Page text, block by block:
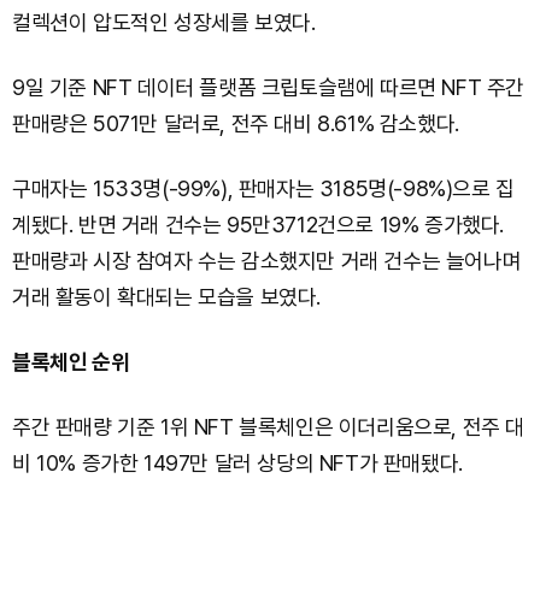
컬렉션이 압도적인 성장세를 보였다.
9일 기준 NFT 데이터 플랫폼 크립토슬램에 따르면 NFT 주간
판매량은 5071만 달러로, 전주 대비 8.61% 감소했다.
구매자는 1533명(-99%), 판매자는 3185명(-98%)으로 집
계됐다. 반면 거래 건수는 95만3712건으로 19% 증가했다.
판매량과 시장 참여자 수는 감소했지만 거래 건수는 늘어나며
거래 활동이 확대되는 모습을 보였다.
블록체인 순위
주간 판매량 기준 1위 NFT 블록체인은 이더리움으로, 전주 대
비 10% 증가한 1497만 달러 상당의 NFT가 판매됐다.